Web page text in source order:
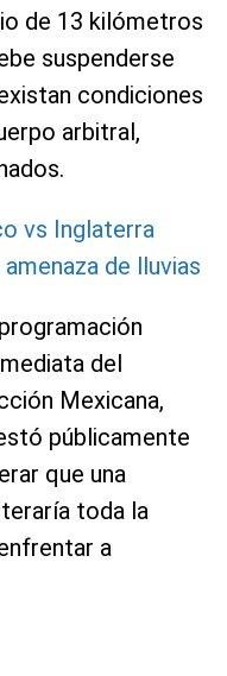
de 13 kilómetros
suspenderse
condiciones
arbitral,
vs Inglaterra
de lluvias
del
Mexicana,
públicamente
que una
toda la
a